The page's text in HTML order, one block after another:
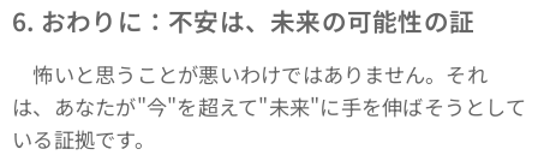
6. おわりに：不安は、未来の可能性の証
怖いと思うことが悪いわけではありません。それ
は、あなたが"今"を超えて"未来"に手を伸ばそうとして
いる証拠です。